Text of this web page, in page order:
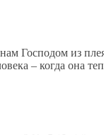
Господом из
– когда она